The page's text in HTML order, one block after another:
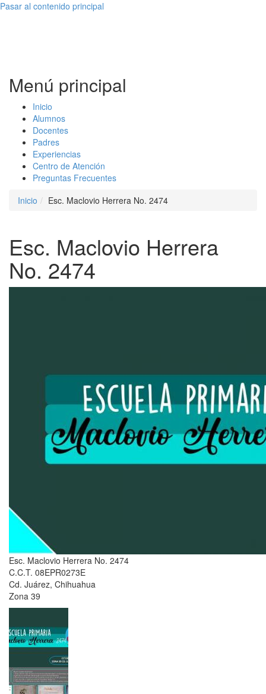
Pasar al contenido principal
Menú principal
Inicio
Alumnos
Docentes
Padres
Experiencias
Centro de Atención
Preguntas Frecuentes
Inicio
Esc. Maclovio Herrera No. 2474
Esc. Maclovio Herrera
No. 2474
Esc. Maclovio Herrera No. 2474
C.C.T. 08EPR0273E
Cd. Juárez, Chihuahua
Zona 39